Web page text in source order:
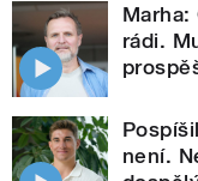
rádi.
není.